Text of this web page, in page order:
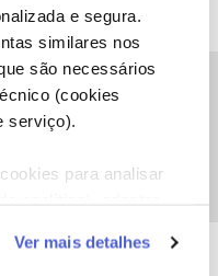
e segura.
similares nos
são necessários
(cookies
serviço).
para analisar
e
Ver mais detalhes
Forum|Forum|4 years ago
relevante. Marque